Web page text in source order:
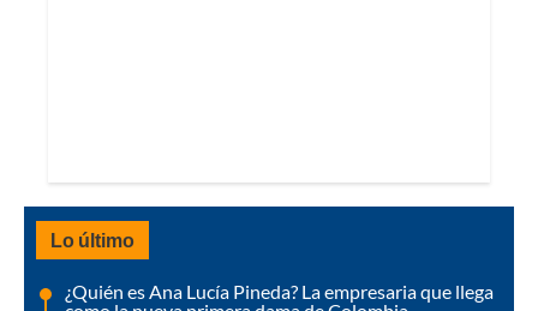
Lo último
¿Quién es Ana Lucía Pineda? La empresaria que llega